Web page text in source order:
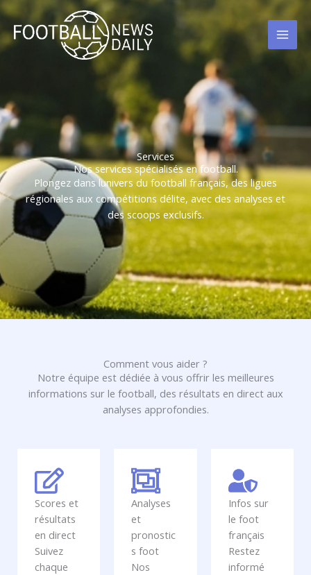
contenu
Services
Nos services spécialisés en football.
Plongez dans lunivers du football français, des ligues
régionales aux compétitions délite, avec des analyses et
des scoops exclusifs.
Comment vous aider ?
Notre équipe est dédiée à vous offrir les meilleures
informations sur le football, des résultats en direct aux
analyses approfondies.
Scores et
résultats
en direct
Suivez
chaque
Analyses
et
pronostic
s foot
Nos
Infos sur
le foot
français
Restez
informé